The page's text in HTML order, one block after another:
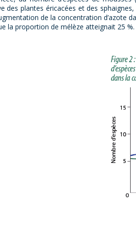
des plantes éricacées et des
de la concentration d’azote
la proportion de mélèze atteignait 25